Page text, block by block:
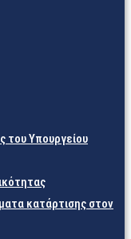
του Υπουργείου
κατάρτισης στον